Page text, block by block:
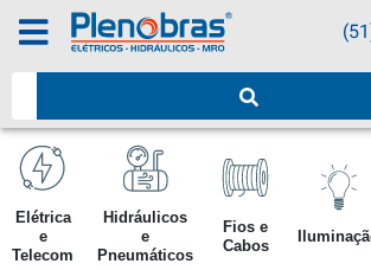
Elétrica
e
Telecom
Hidráulicos
e
Pneumáticos
Fios e
Cabos